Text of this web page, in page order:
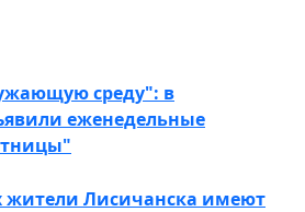
среду": в
еженедельные
жители Лисичанска имеют